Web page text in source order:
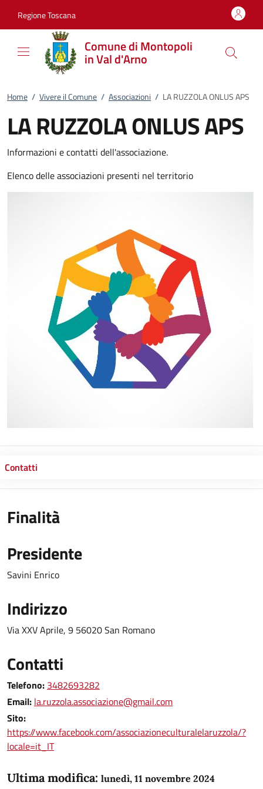
Regione Toscana
Comune di Montopoli
in Val d'Arno
Home / Vivere il Comune / Associazioni / LA RUZZOLA ONLUS APS
LA RUZZOLA ONLUS APS
Informazioni e contatti dell'associazione.
Elenco delle associazioni presenti nel territorio
Contatti
Finalità
Presidente
Savini Enrico
Indirizzo
Via XXV Aprile, 9 56020 San Romano
Contatti
Telefono: 3482693282
Email: la.ruzzola.associazione@gmail.com
Sito:
https://www.facebook.com/associazioneculturalelaruzzola/?
locale=it_IT
Ultima modifica: lunedì, 11 novembre 2024